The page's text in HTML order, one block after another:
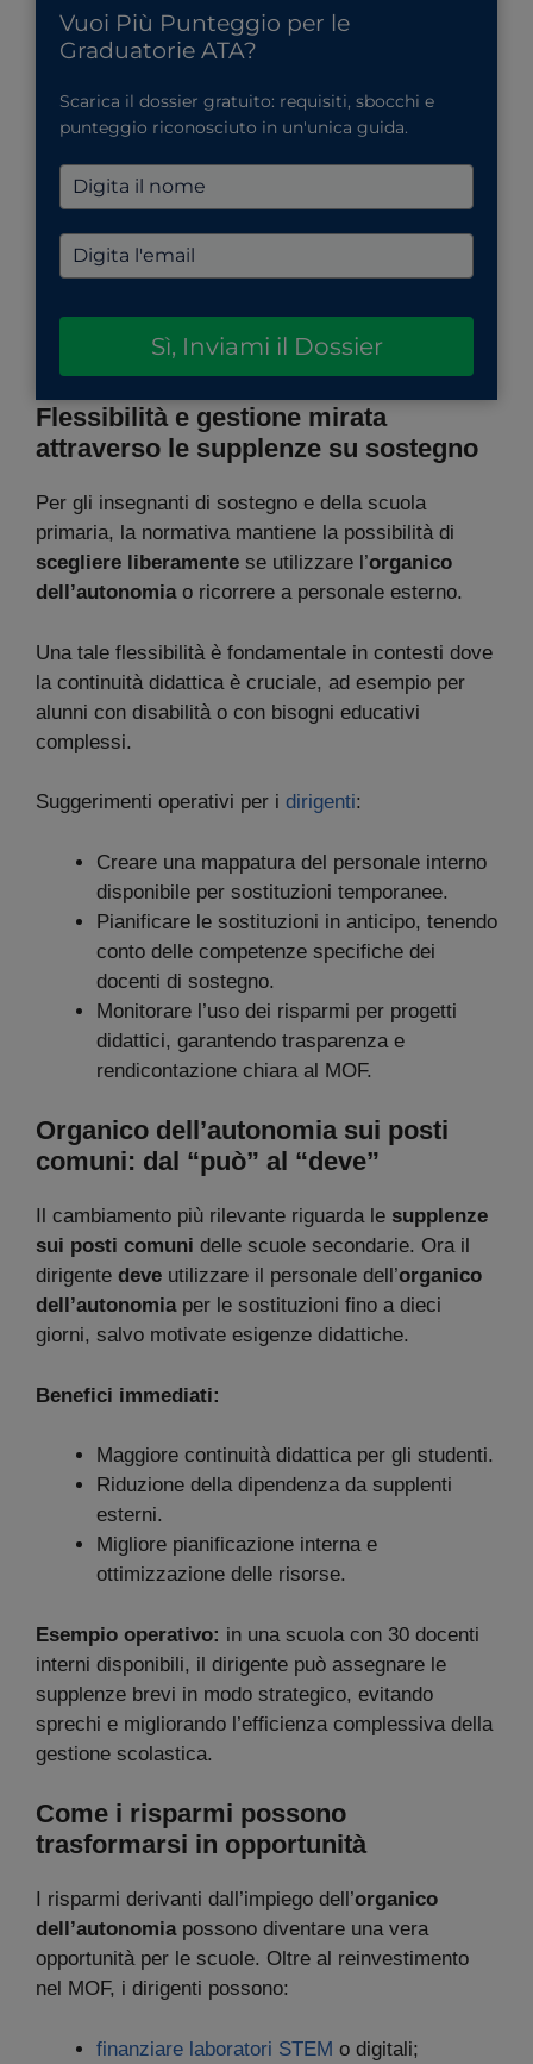
Vuoi Più Punteggio per le
Graduatorie ATA?
Scarica il dossier gratuito: requisiti, sbocchi e
punteggio riconosciuto in un'unica guida.
Sì, Inviami il Dossier
Flessibilità e gestione mirata
attraverso le supplenze su sostegno
Per gli insegnanti di sostegno e della scuola
primaria, la normativa mantiene la possibilità di
scegliere liberamente se utilizzare l’organico
dell’autonomiao ricorrere a personale esterno.
Una tale flessibilità è fondamentale in contesti dove
la continuità didattica è cruciale, ad esempio per
alunni con disabilità o con bisogni educativi
complessi.
Suggerimenti operativi per i dirigenti:
Creare una mappatura del personale interno
disponibile per sostituzioni temporanee.
Pianificare le sostituzioni in anticipo, tenendo
conto delle competenze specifiche dei
docenti di sostegno.
Monitorare l’uso dei risparmi per progetti
didattici, garantendo trasparenza e
rendicontazione chiara al MOF.
Organico dell’autonomia sui posti
comuni: dal “può” al “deve”
Il cambiamento più rilevante riguarda le supplenze
sui posti comuni delle scuole secondarie. Ora il
dirigente deve utilizzare il personale dell’organico
dell’autonomiaper le sostituzioni fino a dieci
giorni, salvo motivate esigenze didattiche.
Benefici immediati:
Maggiore continuità didattica per gli studenti.
Riduzione della dipendenza da supplenti
esterni.
Migliore pianificazione interna e
ottimizzazione delle risorse.
Esempio operativo: in una scuola con 30 docenti
interni disponibili, il dirigente può assegnare le
supplenze brevi in modo strategico, evitando
sprechi e migliorando l’efficienza complessiva della
gestione scolastica.
Come i risparmi possono
trasformarsi in opportunità
I risparmi derivanti dall’impiego dell’organico
dell’autonomiapossono diventare una vera
opportunità per le scuole. Oltre al reinvestimento
nel MOF, i dirigenti possono:
finanziare laboratori STEM o digitali;